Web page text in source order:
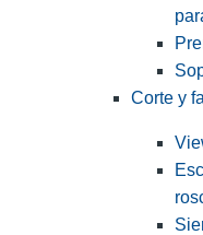
Corte y